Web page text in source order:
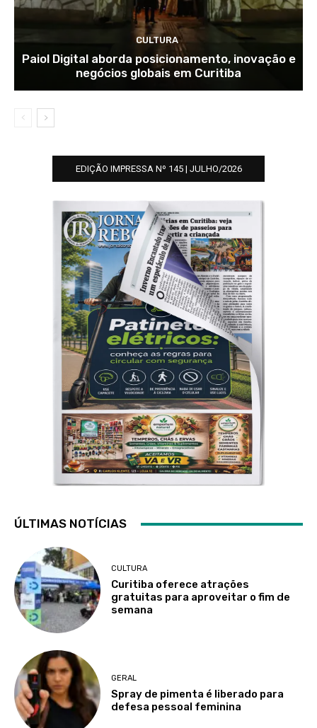
CULTURA
Paiol Digital aborda posicionamento, inovação e
negócios globais em Curitiba
EDIÇÃO IMPRESSA Nº 145 | JULHO/2026
ÚLTIMAS NOTÍCIAS
CULTURA
Curitiba oferece atrações
gratuitas para aproveitar o fim de
semana
GERAL
Spray de pimenta é liberado para
defesa pessoal feminina